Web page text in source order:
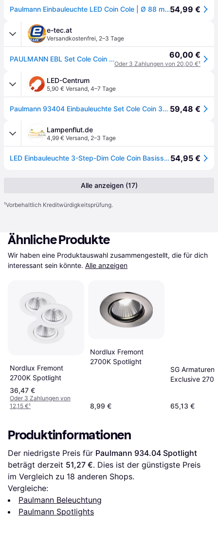
Paulmann Einbauleuchte LED Coin Cole | Ø 88 mm | Deckenlampe Badezimmer | IP44 | 3-Stufen-dimmbar54,99 €
e-tec.at
Versandkostenfrei, 2–3 Tage
PAULMANN EBL Set Cole Coin 3StepDim rd starr LED 3x6,5W 2700K 230V schwarz/gold matt/Kst 60,00 €
Oder 3 Zahlungen von 20,00 €¹
LED-Centrum
5,90 € Versand, 4–7 Tage
Paulmann 93404 Einbauleuchte Set Cole Coin 3StepDim rd starr LED 3x6.5W 2700K schwarz/gold 59,48 €
Lampenflut.de
4,99 € Versand, 2–3 Tage
LED Einbauleuchte 3-Step-Dim Cole Coin Basisset IP44 rund 88mm Coin 3x6W 3x470lm 230V dimmbar 2700K Schwarz Gold matt54,95 €
Alle anzeigen (17)
¹Vorbehaltlich Kreditwürdigkeitsprüfung.
Ähnliche Produkte
Wir haben eine Produktauswahl zusammengestellt, die für dich
interessant sein könnte. Alle anzeigen
Nordlux Fremont
2700K Spotlight
36,47 €
Oder 3 Zahlungen von
12,15 €¹
Nordlux Fremont
2700K Spotlight
8,99 €
SG Armaturen
Exclusive
65,13 €
Produktinformationen
Der niedrigste Preis für Paulmann 934.04 Spotlight
beträgt derzeit 51,27 €. Dies ist der günstigste Preis
im Vergleich zu 18 anderen Shops.
Vergleiche:
Paulmann Beleuchtung
Paulmann Spotlights